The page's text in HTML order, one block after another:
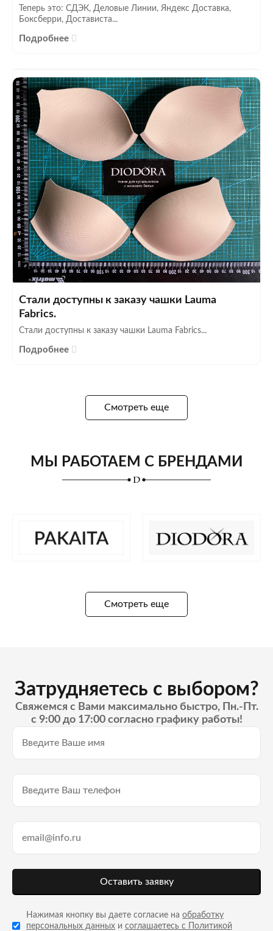
Теперь это: СДЭК, Деловые Линии, Яндекс Доставка,
Боксберри, Достависта...
Подробнее
Стали доступны к заказу чашки Lauma
Fabrics.
Стали доступны к заказу чашки Lauma Fabrics...
Подробнее
Смотреть еще
МЫ РАБОТАЕМ С БРЕНДАМИ
Смотреть еще
Затрудняетесь с выбором?
Свяжемся с Вами максимально быстро, Пн.-Пт.
с 9:00 до 17:00 согласно графику работы!
Оставить заявку
Нажимая кнопку вы даете согласие на обработку
персональных данных и соглашаетесь с Политикой